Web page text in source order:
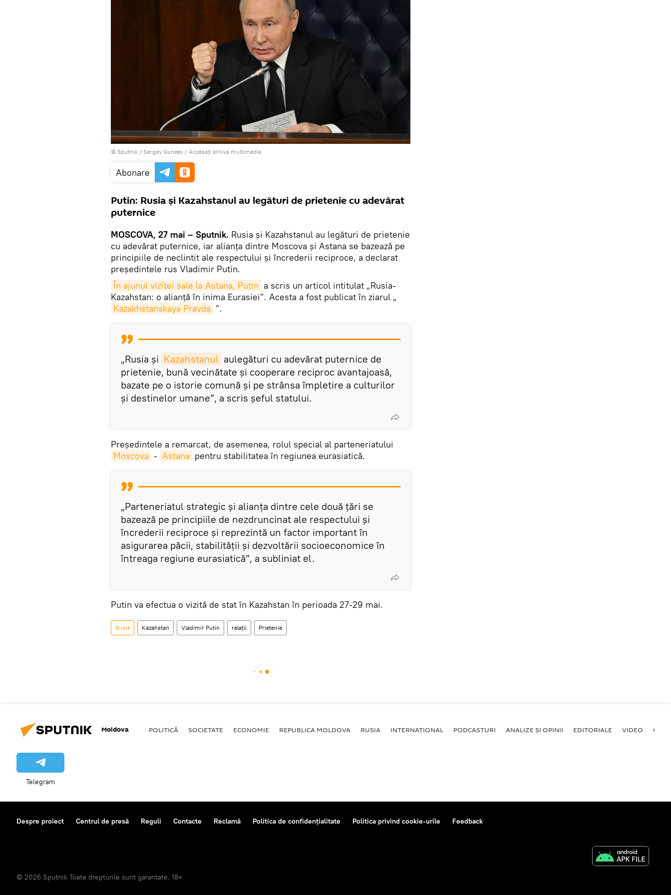
© Sputnik / Sergey Guneev / Accesați arhiva multimedia
Abonare
Putin: Rusia și Kazahstanul au legături de prietenie cu adevărat
puternice
MOSCOVA, 27 mai – Sputnik. Rusia și Kazahstanul au legături de prietenie
cu adevărat puternice, iar alianța dintre Moscova și Astana se bazează pe
principiile de neclintit ale respectului și încrederii reciproce, a declarat
președintele rus Vladimir Putin.
În ajunul vizitei sale la Astana, Putin a scris un articol intitulat „Rusia-
Kazahstan: o alianță în inima Eurasiei”. Acesta a fost publicat în ziarul „
Kazakhstanskaya Pravda ”.
„Rusia și Kazahstanul aulegături cu adevărat puternice de
prietenie, bună vecinătate și cooperare reciproc avantajoasă,
bazate pe o istorie comună și pe strânsa împletire a culturilor
și destinelor umane”, a scris șeful statului.
Președintele a remarcat, de asemenea, rolul special al parteneriatului
Moscova - Astana pentru stabilitatea în regiunea eurasiatică.
„Parteneriatul strategic și alianța dintre cele două țări se
bazează pe principiile de nezdruncinat ale respectului și
încrederii reciproce și reprezintă un factor important în
asigurarea păcii, stabilității și dezvoltării socioeconomice în
întreaga regiune eurasiatică”, a subliniat el.
Putin va efectua o vizită de stat în Kazahstan în perioada 27-29 mai.
Rusia Kazahstan Vladimir Putin relații Prietenie
Moldova POLITICĂ SOCIETATE ECONOMIE REPUBLICA MOLDOVA RUSIA INTERNAȚIONAL PODCASTURI ANALIZE ȘI OPINII EDITORIALE VIDEO
Telegram
Despre proiect Centrul de presă Reguli Contacte Reclamă Politica de confidențialitate Politica privind cookie-urile Feedback
© 2026 Sputnik Toate drepturile sunt garantate. 18+